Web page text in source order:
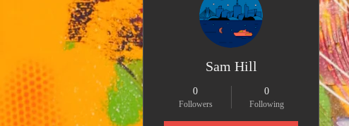
Sam Hill
0
Followers
0
Following